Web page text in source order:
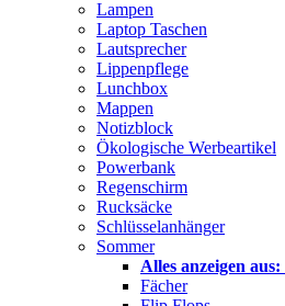
Lampen
Laptop Taschen
Lautsprecher
Lippenpflege
Lunchbox
Mappen
Notizblock
Ökologische Werbeartikel
Powerbank
Regenschirm
Rucksäcke
Schlüsselanhänger
Sommer
Alles anzeigen aus:
Fächer